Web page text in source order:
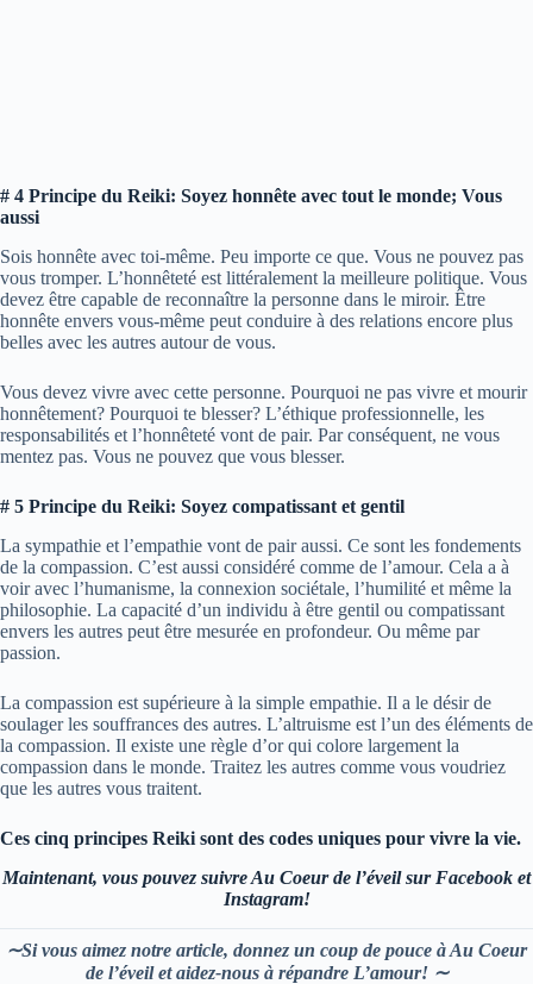
# 4 Principe du Reiki: Soyez honnête avec tout le monde; Vous
aussi
Sois honnête avec toi-même. Peu importe ce que. Vous ne pouvez pas
vous tromper. L’honnêteté est littéralement la meilleure politique. Vous
devez être capable de reconnaître la personne dans le miroir. Être
honnête envers vous-même peut conduire à des relations encore plus
belles avec les autres autour de vous.
Vous devez vivre avec cette personne. Pourquoi ne pas vivre et mourir
honnêtement? Pourquoi te blesser? L’éthique professionnelle, les
responsabilités et l’honnêteté vont de pair. Par conséquent, ne vous
mentez pas. Vous ne pouvez que vous blesser.
# 5 Principe du Reiki: Soyez compatissant et gentil
La sympathie et l’empathie vont de pair aussi. Ce sont les fondements
de la compassion. C’est aussi considéré comme de l’amour. Cela a à
voir avec l’humanisme, la connexion sociétale, l’humilité et même la
philosophie. La capacité d’un individu à être gentil ou compatissant
envers les autres peut être mesurée en profondeur. Ou même par
passion.
La compassion est supérieure à la simple empathie. Il a le désir de
soulager les souffrances des autres. L’altruisme est l’un des éléments de
la compassion. Il existe une règle d’or qui colore largement la
compassion dans le monde. Traitez les autres comme vous voudriez
que les autres vous traitent.
Ces cinq principes Reiki sont des codes uniques pour vivre la vie.
Maintenant, vous pouvez suivre Au Coeur de l’éveil sur Facebook et
Instagram!
∼Si vous aimez notre article, donnez un coup de pouce à Au Coeur
de l’éveil et aidez-nous à répandre L’amour! ∼